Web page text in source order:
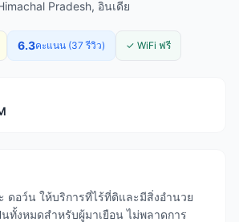
Pradesh, อินเดีย
6.3คะแนน (37 รีวิว) ✓ WiFi ฟรี
ดอว์น ให้บริการที่ไร้ที่ติและมีสิ่งอำนวย
ทั้งหมดสำหรับผู้มาเยือน ไม่พลาดการ